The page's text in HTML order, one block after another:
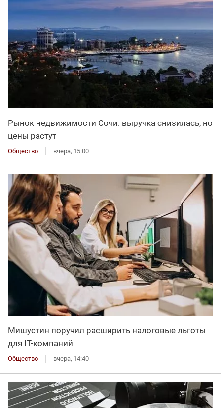
Рынок недвижимости Сочи: выручка снизилась, но
цены растут
Общество вчера, 15:00
Мишустин поручил расширить налоговые льготы
для IT-компаний
Общество вчера, 14:40